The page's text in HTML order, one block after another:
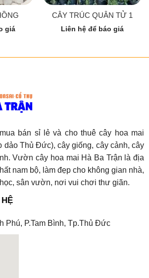
giá
CÂY TRÚC QUÂN TỬ 1
Liên hệ để báo giá
bán sỉ lẻ và cho thuê cây hoa mai
dảo Thủ Đức), cây giống, cây cảnh, cây
Vườn cây hoa mai Hà Ba Trận là địa
nam bộ, làm đẹp cho không gian nhà,
sân vườn, nơi vui chơi thư giãn.
Phú, P.Tam Bình, Tp.Thủ Đức